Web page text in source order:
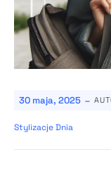
30 maja, 2025 -
Stylizacje Dnia